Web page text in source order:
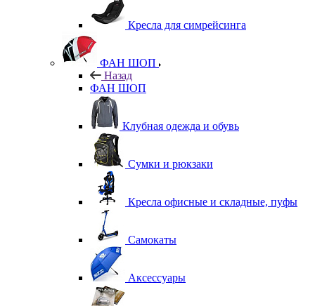
Кресла для симрейсинга
ФАН ШОП
Назад
ФАН ШОП
Клубная одежда и обувь
Сумки и рюкзаки
Кресла офисные и складные, пуфы
Самокаты
Аксессуары